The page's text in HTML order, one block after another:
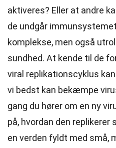
aktiveres? Eller at andre
de undgår
komplekse, men også
sundhed. At kende til de
viral replikationscyklus
vi bedst kan bekæmpe
gang du hører om en ny
på, hvordan den replikerer
en verden fyldt med små,